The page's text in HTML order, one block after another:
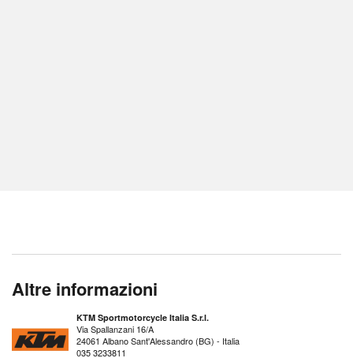
Altre informazioni
KTM Sportmotorcycle Italia S.r.l.
Via Spallanzani 16/A
24061 Albano Sant'Alessandro (BG) - Italia
035 3233811